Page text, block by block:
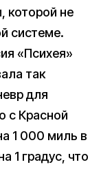
которой не
системе.
«Психея»
так
для
с Красной
1 000 миль в
1 градус, что